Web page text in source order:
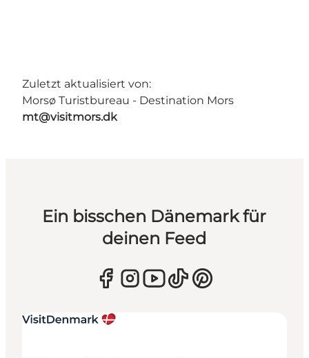
Zuletzt aktualisiert von:
Morsø Turistbureau - Destination Mors
mt@visitmors.dk
Ein bisschen Dänemark für
deinen Feed